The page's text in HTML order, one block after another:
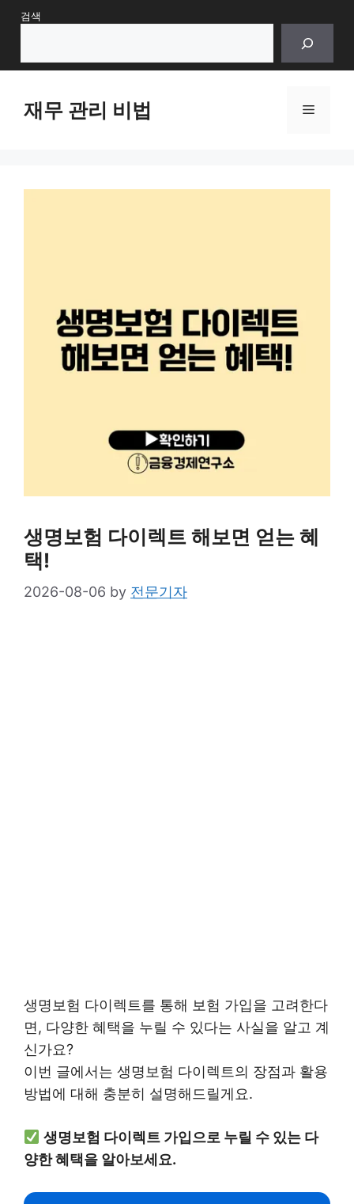
Skip검색
재무 관리 비법 Menu
생명보험 다이렉트 해보면 얻는 혜
택!
2026-08-06 by 전문기자
생명보험 다이렉트를 통해 보험 가입을 고려한다
면, 다양한 혜택을 누릴 수 있다는 사실을 알고 계
신가요?
이번 글에서는 생명보험 다이렉트의 장점과 활용
방법에 대해 충분히 설명해드릴게요.
생명보험 다이렉트 가입으로 누릴 수 있는 다
양한 혜택을 알아보세요.